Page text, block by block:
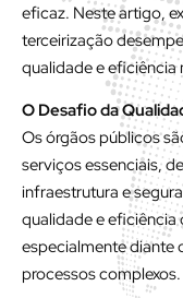
eficaz. Neste artigo,
terceirização
qualidade e
O Desafio da
Os órgãos públicos
serviços essenciais,
infraestrutura e
qualidade e eficiência
especialmente diante
processos complexos.